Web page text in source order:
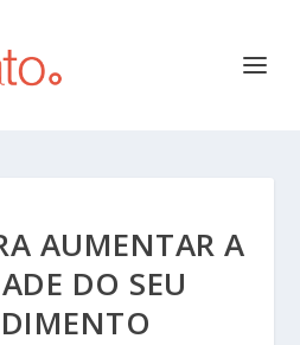
AUMENTAR A
DO SEU